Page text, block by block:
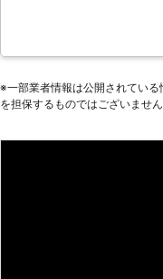
※⼀部業者情報は公開されてい
を担保するものではございません